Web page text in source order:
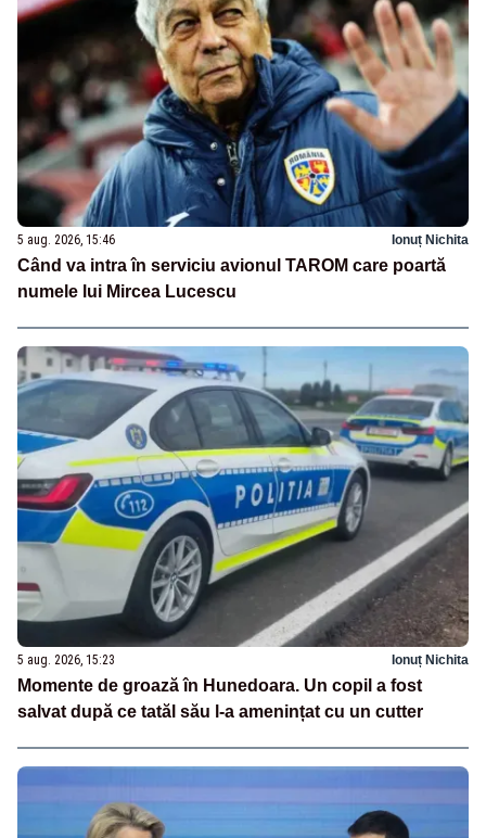
5 aug. 2026, 15:46 Ionuț Nichita
Când va intra în serviciu avionul TAROM care poartă
numele lui Mircea Lucescu
5 aug. 2026, 15:23 Ionuț Nichita
Momente de groază în Hunedoara. Un copil a fost
salvat după ce tatăl său l-a amenințat cu un cutter